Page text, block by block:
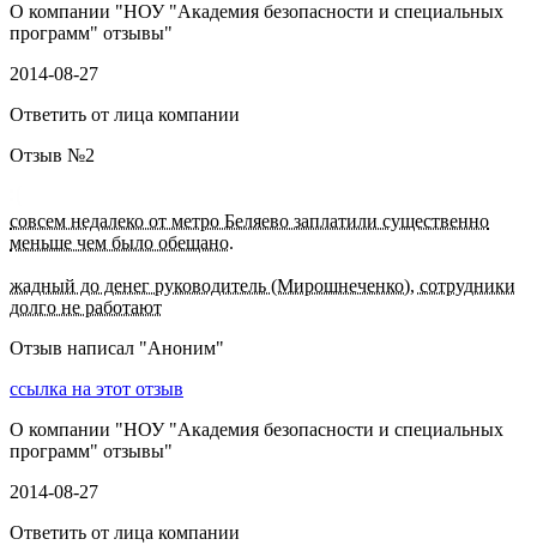
О компании "НОУ "Академия безопасности и специальных
программ" отзывы"
2014-08-27
Ответить от лица компании
Отзыв №2
совсем недалеко от метро Беляево заплатили существенно
меньше чем было обещано.
жадный до денег руководитель (Мирошнеченко), сотрудники
долго не работают
Отзыв написал "Аноним"
ссылка на этот отзыв
О компании "НОУ "Академия безопасности и специальных
программ" отзывы"
2014-08-27
Ответить от лица компании